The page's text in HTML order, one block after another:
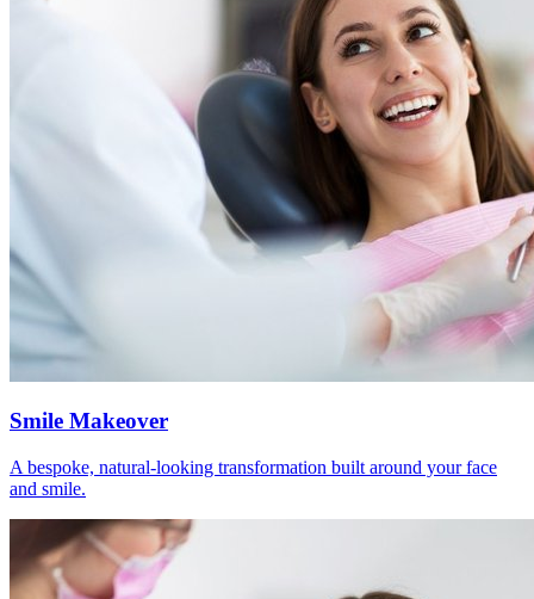
Smile Makeover
A bespoke, natural-looking transformation built around your face
and smile.